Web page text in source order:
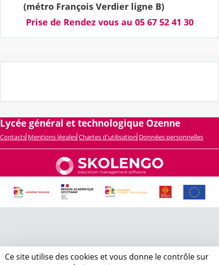
(métro François Verdier ligne B)
Prise de Rendez vous au 05 67 52 41 30
Lycée général et technologique Ozenne
Contacts Mentions légales Chartes d'utilisation Données personnelles
Ce site utilise des cookies et vous donne le contrôle sur